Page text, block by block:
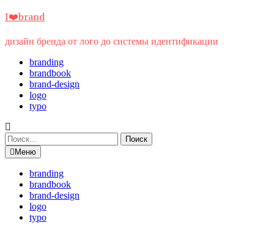
Перейти
содержимому
I❤️brand
дизайн бренда от лого до системы идентификации
branding
brandbook
brand-design
logo
typo
Найти:
Меню
branding
brandbook
brand-design
logo
typo